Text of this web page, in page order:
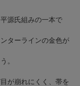
源氏組みの一本で
ターラインの金色が
。
が崩れにくく、帯を